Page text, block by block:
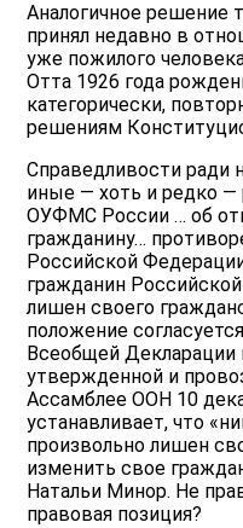
Аналогичное решение
принял недавно в
уже пожилого
Отта 1926 года
категорически,
решениям
Справедливости ради
иные — хоть и редко
ОУФМС России … об
гражданину…
Российской
гражданин
лишен своего
положение
Всеобщей Декларации
утвержденной и
Ассамблее ООН 10
устанавливает, что
произвольно лишен
изменить свое
Натальи Минор. Не
правовая позиция?